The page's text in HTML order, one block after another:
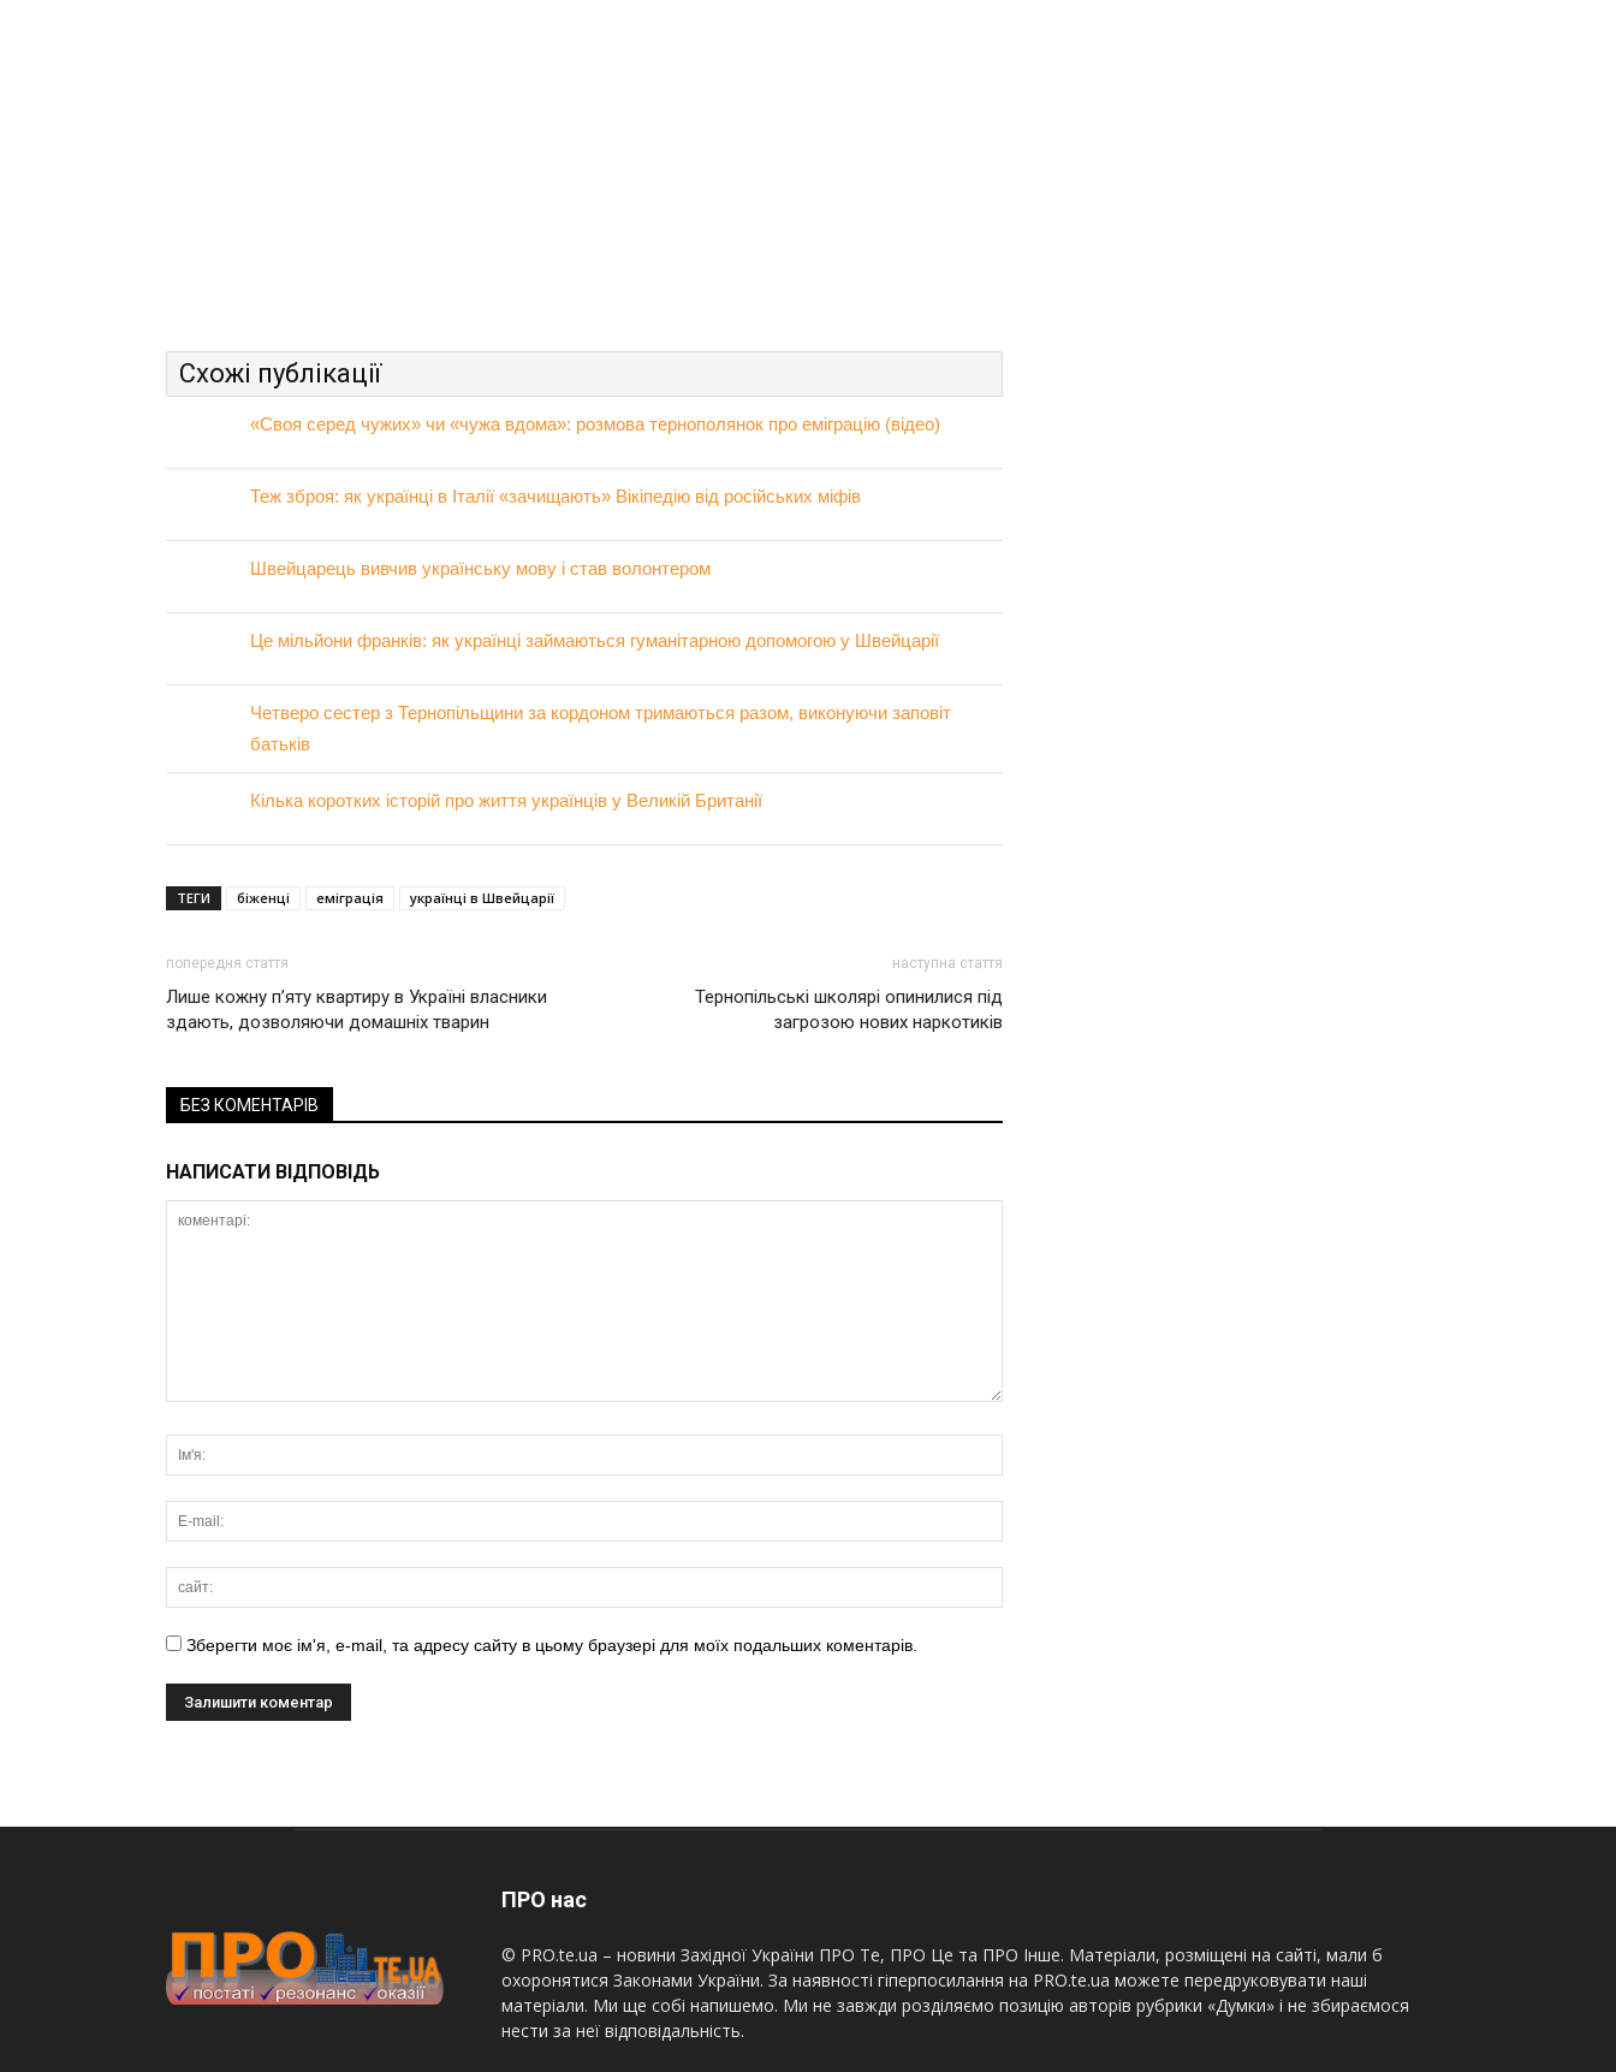
Схожі публікації
«Своя серед чужих» чи «чужа вдома»: розмова тернополянок про еміграцію (відео)
Теж зброя: як українці в Італії «зачищають» Вікіпедію від російських міфів
Швейцарець вивчив українську мову і став волонтером
Це мільйони франків: як українці займаються гуманітарною допомогою у Швейцарії
Четверо сестер з Тернопільщини за кордоном тримаються разом, виконуючи заповіт
батьків
Кілька коротких історій про життя українців у Великій Британії
ТЕГИ біженці еміграція українці в Швейцарії
попередня стаття
Лише кожну п’яту квартиру в Україні власники
здають, дозволяючи домашніх тварин
наступна стаття
Тернопільські школярі опинилися під
загрозою нових наркотиків
БЕЗ КОМЕНТАРІВ
НАПИСАТИ ВІДПОВІДЬ
Зберегти моє ім'я, e-mail, та адресу сайту в цьому браузері для моїх подальших коментарів.
ПРО нас
© PRO.te.ua – новини Західної України ПРО Те, ПРО Це та ПРО Інше. Матеріали, розміщені на сайті, мали б
охоронятися Законами України. За наявності гіперпосилання на PRO.te.ua можете передруковувати наші
матеріали. Ми ще собі напишемо. Ми не завжди розділяємо позицію авторів рубрики «Думки» і не збираємося
нести за неї відповідальність.